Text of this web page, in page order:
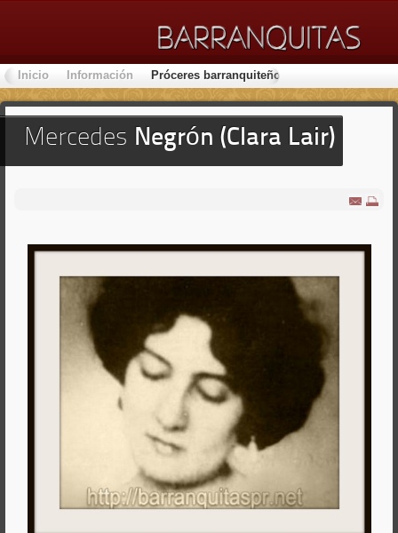
Inicio Información Próceres barranquiteños
Mercedes Negrón (Clara Lair)